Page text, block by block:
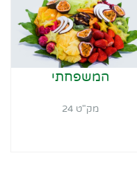
המשפחתי
מק"ט 24